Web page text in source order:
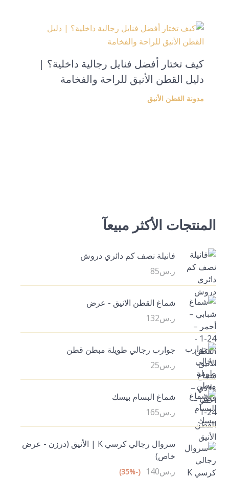
كيف تختار أفضل فنايل رجالية داخلية؟ |
دليل القطن الأنيق للراحة والفخامة
مدونة القطن الأنيق
المنتجات الأكثر مبيعآ
فانيلة نصف كم دائري دروش
ر.س85
شماغ القطن الانيق - عرض
ر.س132
جوارب رجالي طويلة مبطن قطن
ر.س25
شماغ البسام بيسك
ر.س165
سروال رجالي كرسي K | الأنيق (درزن - عرض
خاص)
ر.س140
(-35%)